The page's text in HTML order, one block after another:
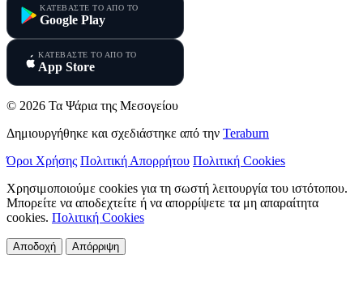
ΚΑΤΕΒΑΣΤΕ ΤΟ ΑΠΟ ΤΟ
Google Play
ΚΑΤΕΒΑΣΤΕ ΤΟ ΑΠΟ ΤΟ
App Store
© 2026 Τα Ψάρια της Μεσογείου
Δημιουργήθηκε και σχεδιάστηκε από την Teraburn
Όροι Χρήσης Πολιτική Απορρήτου Πολιτική Cookies
Χρησιμοποιούμε cookies για τη σωστή λειτουργία του ιστότοπου.
Μπορείτε να αποδεχτείτε ή να απορρίψετε τα μη απαραίτητα
cookies. Πολιτική Cookies
Αποδοχή Απόρριψη